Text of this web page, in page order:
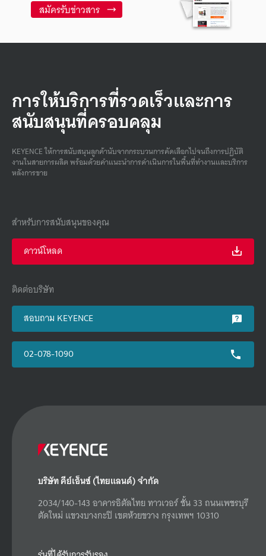
สมัครรับข่าวสาร
การให้บริการที่รวดเร็วและการ
สนับสนุนที่ครอบคลุม
KEYENCE ให้การสนับสนุนลูกค้านับจากกระบวนการคัดเลือกไปจนถึงการปฏิบัติ
งานในสายการผลิต พร้อมด้วยคําแนะนําการดําเนินการในพื้นที่ทํางานและบริการ
หลังการขาย
สำหรับการสนับสนุนของคุณ
ดาวน์โหลด
ติดต่อบริษัท
สอบถาม KEYENCE
02-078-1090
บริษัท คีย์เอ็นซ์ (ไทยแลนด์) จำกัด
2034/140-143 อาคารอิตัลไทย ทาวเวอร์ ชั้น 33 ถนนเพชรบุรี
ตัดใหม่ แขวงบางกะปิ เขตห้วยขวาง กรุงเทพฯ 10310